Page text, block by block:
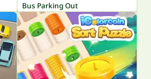
Bus Parking Out